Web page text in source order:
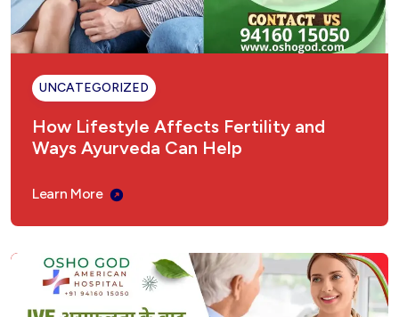
UNCATEGORIZED
How Lifestyle Affects Fertility and
Ways Ayurveda Can Help
Learn More